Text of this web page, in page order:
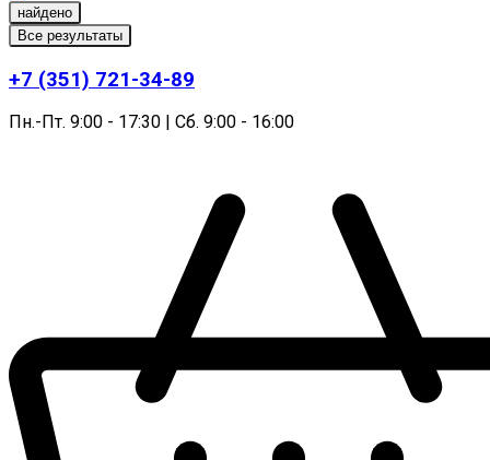
найдено
Все результаты
+7 (351) 721-34-89
Пн.-Пт. 9:00 - 17:30 | Сб. 9:00 - 16:00